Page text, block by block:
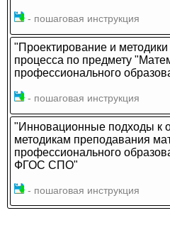
- пошаговая инструкция
"Проектирование и
процесса по предмету
профессионального
- пошаговая инструкция
"Инновационные подходы к
методикам преподавания
профессионального
ФГОС СПО"
- пошаговая инструкция